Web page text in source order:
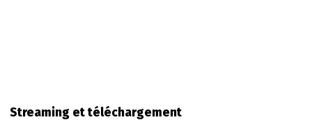
Streaming et téléchargement